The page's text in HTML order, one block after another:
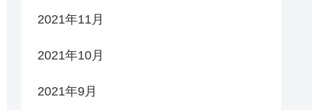
2021年11月
2021年10月
2021年9月